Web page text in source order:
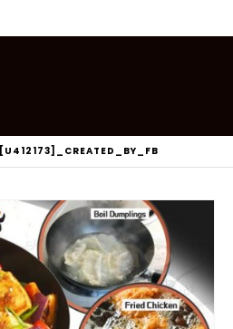
[U412173]_CREATED_BY_FB